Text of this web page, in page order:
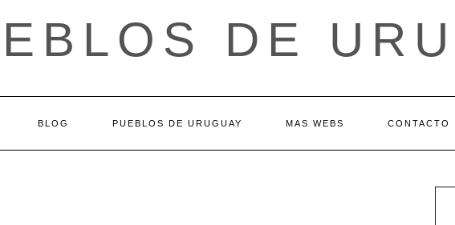
DE
BLOG PUEBLOS DE URUGUAY MAS WEBS CONTACTO